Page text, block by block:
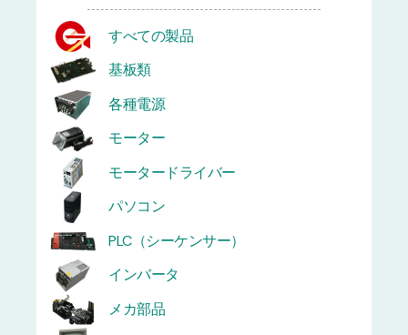
すべての製品
基板類
各種電源
モーター
モータードライバー
パソコン
PLC（シーケンサー）
インバータ
メカ部品